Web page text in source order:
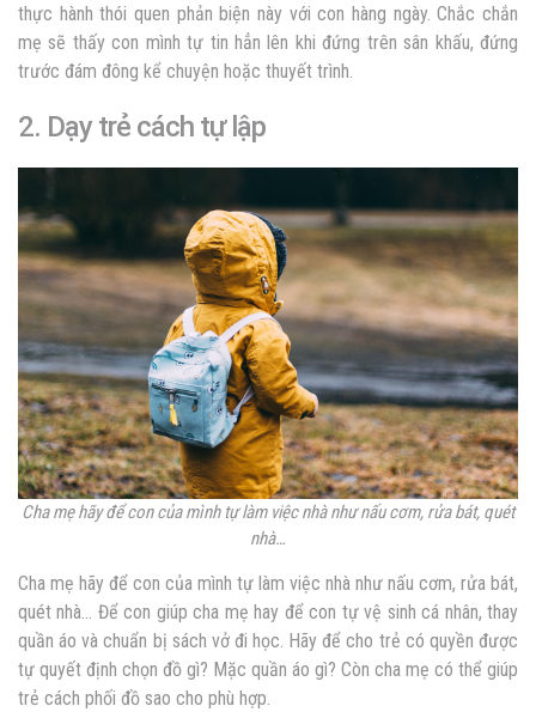
thực hành thói quen phản biện này với con hàng ngày. Chắc chắn
mẹ sẽ thấy con mình tự tin hẳn lên khi đứng trên sân khấu, đứng
trước đám đông kể chuyện hoặc thuyết trình.
2. Dạy trẻ cách tự lập
Cha mẹ hãy để con của mình tự làm việc nhà như nấu cơm, rửa bát, quét
nhà…
Cha mẹ hãy để con của mình tự làm việc nhà như nấu cơm, rửa bát,
quét nhà… Để con giúp cha mẹ hay để con tự vệ sinh cá nhân, thay
quần áo và chuẩn bị sách vở đi học. Hãy để cho trẻ có quyền được
tự quyết định chọn đồ gì? Mặc quần áo gì? Còn cha mẹ có thể giúp
trẻ cách phối đồ sao cho phù hợp.